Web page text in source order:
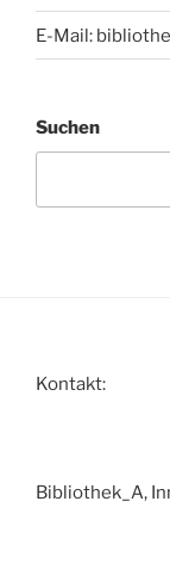
E-Mail:
Suchen
Kontakt:
Bibliothek_A,